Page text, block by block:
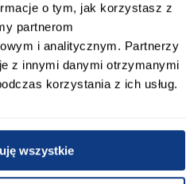
o tym, jak korzystasz z
partnerom
i analitycznym. Partnerzy
z innymi danymi otrzymanymi
korzystania z ich usług.
wszystkie